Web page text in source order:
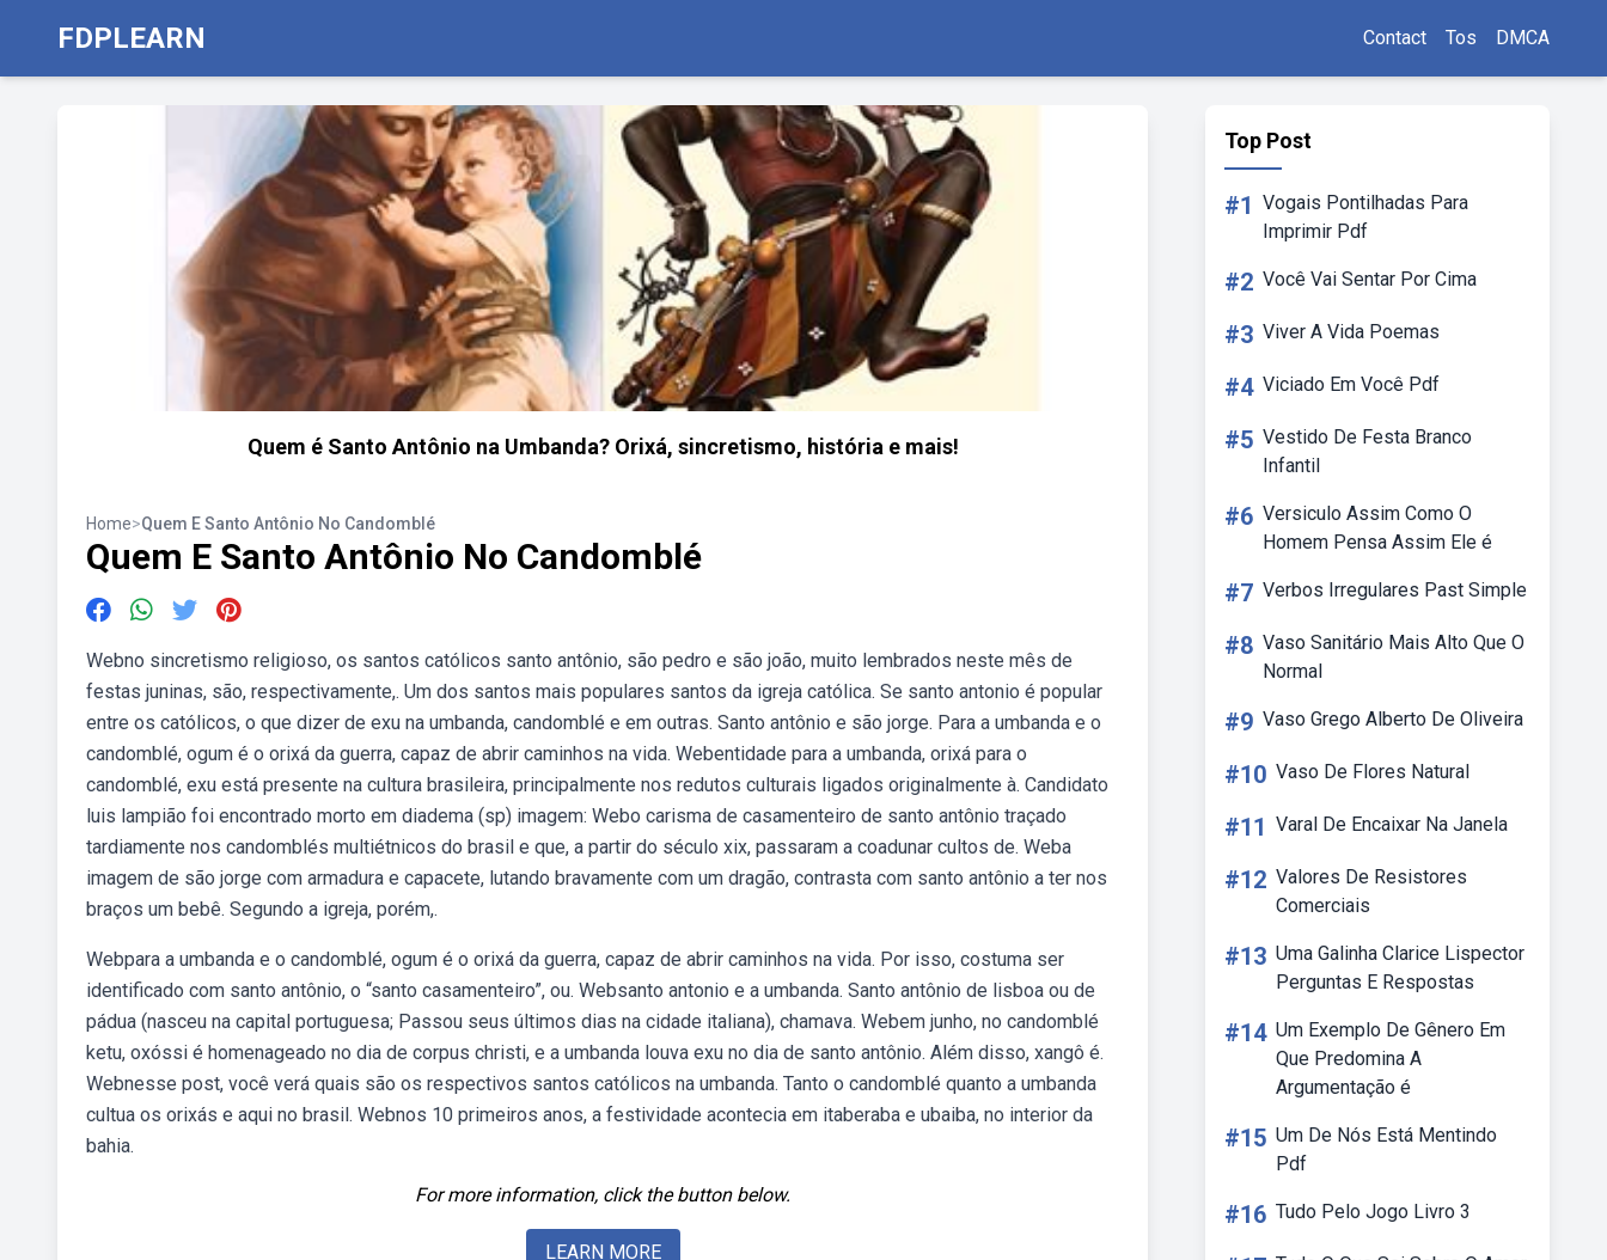
FDPLEARN Contact Tos DMCA
Quem é Santo Antônio na Umbanda? Orixá, sincretismo, história e mais!
Home>Quem E Santo Antônio No Candomblé
Quem E Santo Antônio No Candomblé
Webno sincretismo religioso, os santos católicos santo antônio, são pedro e são joão, muito lembrados neste mês de
festas juninas, são, respectivamente,. Um dos santos mais populares santos da igreja católica. Se santo antonio é popular
entre os católicos, o que dizer de exu na umbanda, candomblé e em outras. Santo antônio e são jorge. Para a umbanda e o
candomblé, ogum é o orixá da guerra, capaz de abrir caminhos na vida. Webentidade para a umbanda, orixá para o
candomblé, exu está presente na cultura brasileira, principalmente nos redutos culturais ligados originalmente à. Candidato
luis lampião foi encontrado morto em diadema (sp) imagem: Webo carisma de casamenteiro de santo antônio traçado
tardiamente nos candomblés multiétnicos do brasil e que, a partir do século xix, passaram a coadunar cultos de. Weba
imagem de são jorge com armadura e capacete, lutando bravamente com um dragão, contrasta com santo antônio a ter nos
braços um bebê. Segundo a igreja, porém,.
Webpara a umbanda e o candomblé, ogum é o orixá da guerra, capaz de abrir caminhos na vida. Por isso, costuma ser
identificado com santo antônio, o “santo casamenteiro”, ou. Websanto antonio e a umbanda. Santo antônio de lisboa ou de
pádua (nasceu na capital portuguesa; Passou seus últimos dias na cidade italiana), chamava. Webem junho, no candomblé
ketu, oxóssi é homenageado no dia de corpus christi, e a umbanda louva exu no dia de santo antônio. Além disso, xangô é.
Webnesse post, você verá quais são os respectivos santos católicos na umbanda. Tanto o candomblé quanto a umbanda
cultua os orixás e aqui no brasil. Webnos 10 primeiros anos, a festividade acontecia em itaberaba e ubaiba, no interior da
bahia.
For more information, click the button below.
LEARN MORE
Top Post
#1 Vogais Pontilhadas Para
Imprimir Pdf
#2 Você Vai Sentar Por Cima
#3 Viver A Vida Poemas
#4 Viciado Em Você Pdf
#5 Vestido De Festa Branco
Infantil
#6 Versiculo Assim Como O
Homem Pensa Assim Ele é
#7 Verbos Irregulares Past Simple
#8 Vaso Sanitário Mais Alto Que O
Normal
#9 Vaso Grego Alberto De Oliveira
#10 Vaso De Flores Natural
#11 Varal De Encaixar Na Janela
#12 Valores De Resistores
Comerciais
#13 Uma Galinha Clarice Lispector
Perguntas E Respostas
#14 Um Exemplo De Gênero Em
Que Predomina A
Argumentação é
#15 Um De Nós Está Mentindo
Pdf
#16 Tudo Pelo Jogo Livro 3